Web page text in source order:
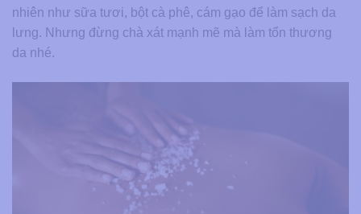
nhiên như sữa tươi, bột cà phê, cám gạo để làm sạch da
lưng. Nhưng đừng chà xát mạnh mẽ mà làm tổn thương
da nhé.